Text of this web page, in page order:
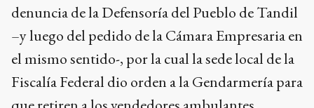
denuncia de la Defensoría del Pueblo de Tandil
–y luego del pedido de la Cámara Empresaria en
el mismo sentido-, por la cual la sede local de la
Fiscalía Federal dio orden a la Gendarmería para